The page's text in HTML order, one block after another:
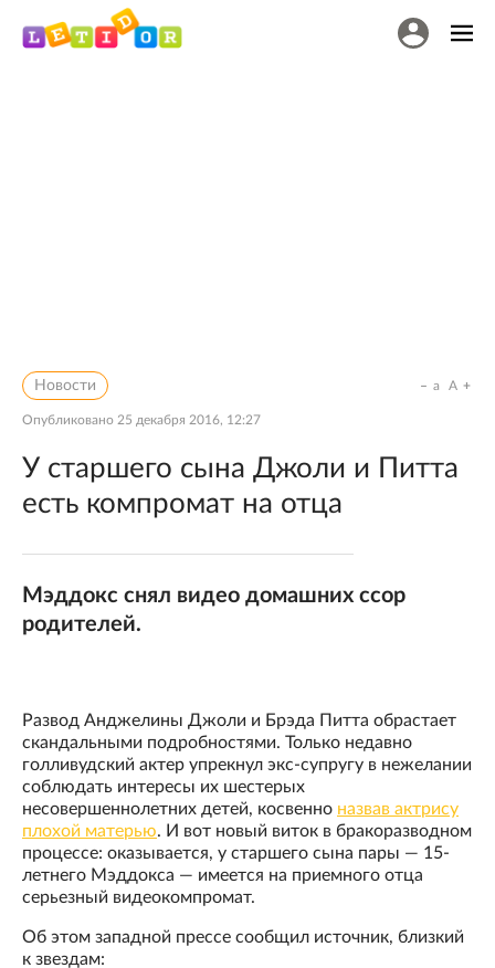
Новости
Опубликовано 25 декабря 2016, 12:27
a A
У старшего сына Джоли и Питта
есть компромат на отца
Мэддокс снял видео домашних ссор
родителей.
Развод Анджелины Джоли и Брэда Питта обрастает
скандальными подробностями. Только недавно
голливудский актер упрекнул экс-супругу в нежелании
соблюдать интересы их шестерых
несовершеннолетних детей, косвенно назвав актрису
плохой матерью. И вот новый виток в бракоразводном
процессе: оказывается, у старшего сына пары — 15-
летнего Мэддокса — имеется на приемного отца
серьезный видеокомпромат.
Об этом западной прессе сообщил источник, близкий
к звездам: